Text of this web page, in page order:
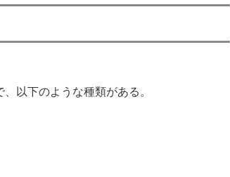
以下のような種類がある。